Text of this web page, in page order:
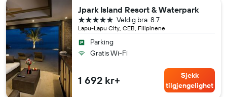
Jpark Island Resort & Waterpark
Lapu-Lapu City, CEB, Filipinene
8.7
Veldig bra
5 stjerner
Parking
Gratis Wi-Fi
1 692 kr+
Sjekk
tilgjengelighet